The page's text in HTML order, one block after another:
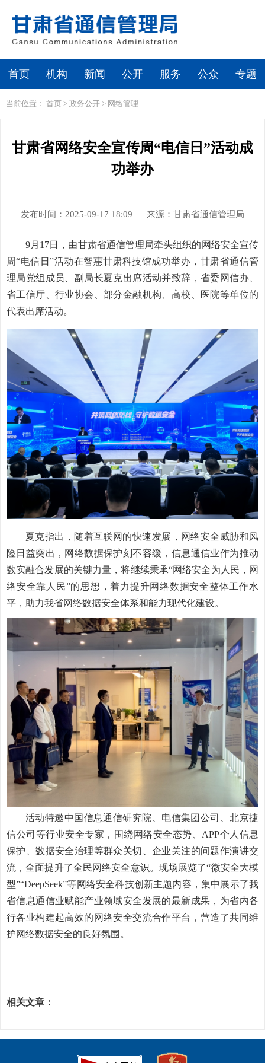
首页 机构 新闻 公开 服务 公众 专题
当前位置： 首页 > 政务公开 > 网络管理
甘肃省网络安全宣传周“电信日”活动成
功举办
发布时间：2025-09-17 18:09 来源：甘肃省通信管理局
9月17日，由甘肃省通信管理局牵头组织的网络安全宣传
周“电信日”活动在智惠甘肃科技馆成功举办，甘肃省通信管
理局党组成员、副局长夏克出席活动并致辞，省委网信办、
省工信厅、行业协会、部分金融机构、高校、医院等单位的
代表出席活动。
夏克指出，随着互联网的快速发展，网络安全威胁和风
险日益突出，网络数据保护刻不容缓，信息通信业作为推动
数实融合发展的关键力量，将继续秉承“网络安全为人民，网
络安全靠人民”的思想，着力提升网络数据安全整体工作水
平，助力我省网络数据安全体系和能力现代化建设。
活动特邀中国信息通信研究院、电信集团公司、北京捷
信公司等行业安全专家，围绕网络安全态势、APP个人信息
保护、数据安全治理等群众关切、企业关注的问题作演讲交
流，全面提升了全民网络安全意识。现场展览了“微安全大模
型”“DeepSeek”等网络安全科技创新主题内容，集中展示了我
省信息通信业赋能产业领域安全发展的最新成果，为省内各
行各业构建起高效的网络安全交流合作平台，营造了共同维
护网络数据安全的良好氛围。
相关文章：